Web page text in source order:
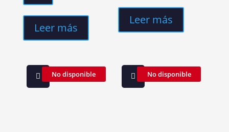
Leer más
Leer más
No disponible No disponible